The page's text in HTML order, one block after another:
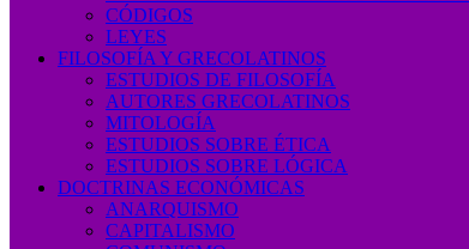
CÓDIGOS
LEYES
FILOSOFÍA Y GRECOLATINOS
ESTUDIOS DE FILOSOFÍA
AUTORES GRECOLATINOS
MITOLOGÍA
ESTUDIOS SOBRE ÉTICA
ESTUDIOS SOBRE LÓGICA
DOCTRINAS ECONÓMICAS
ANARQUISMO
CAPITALISMO